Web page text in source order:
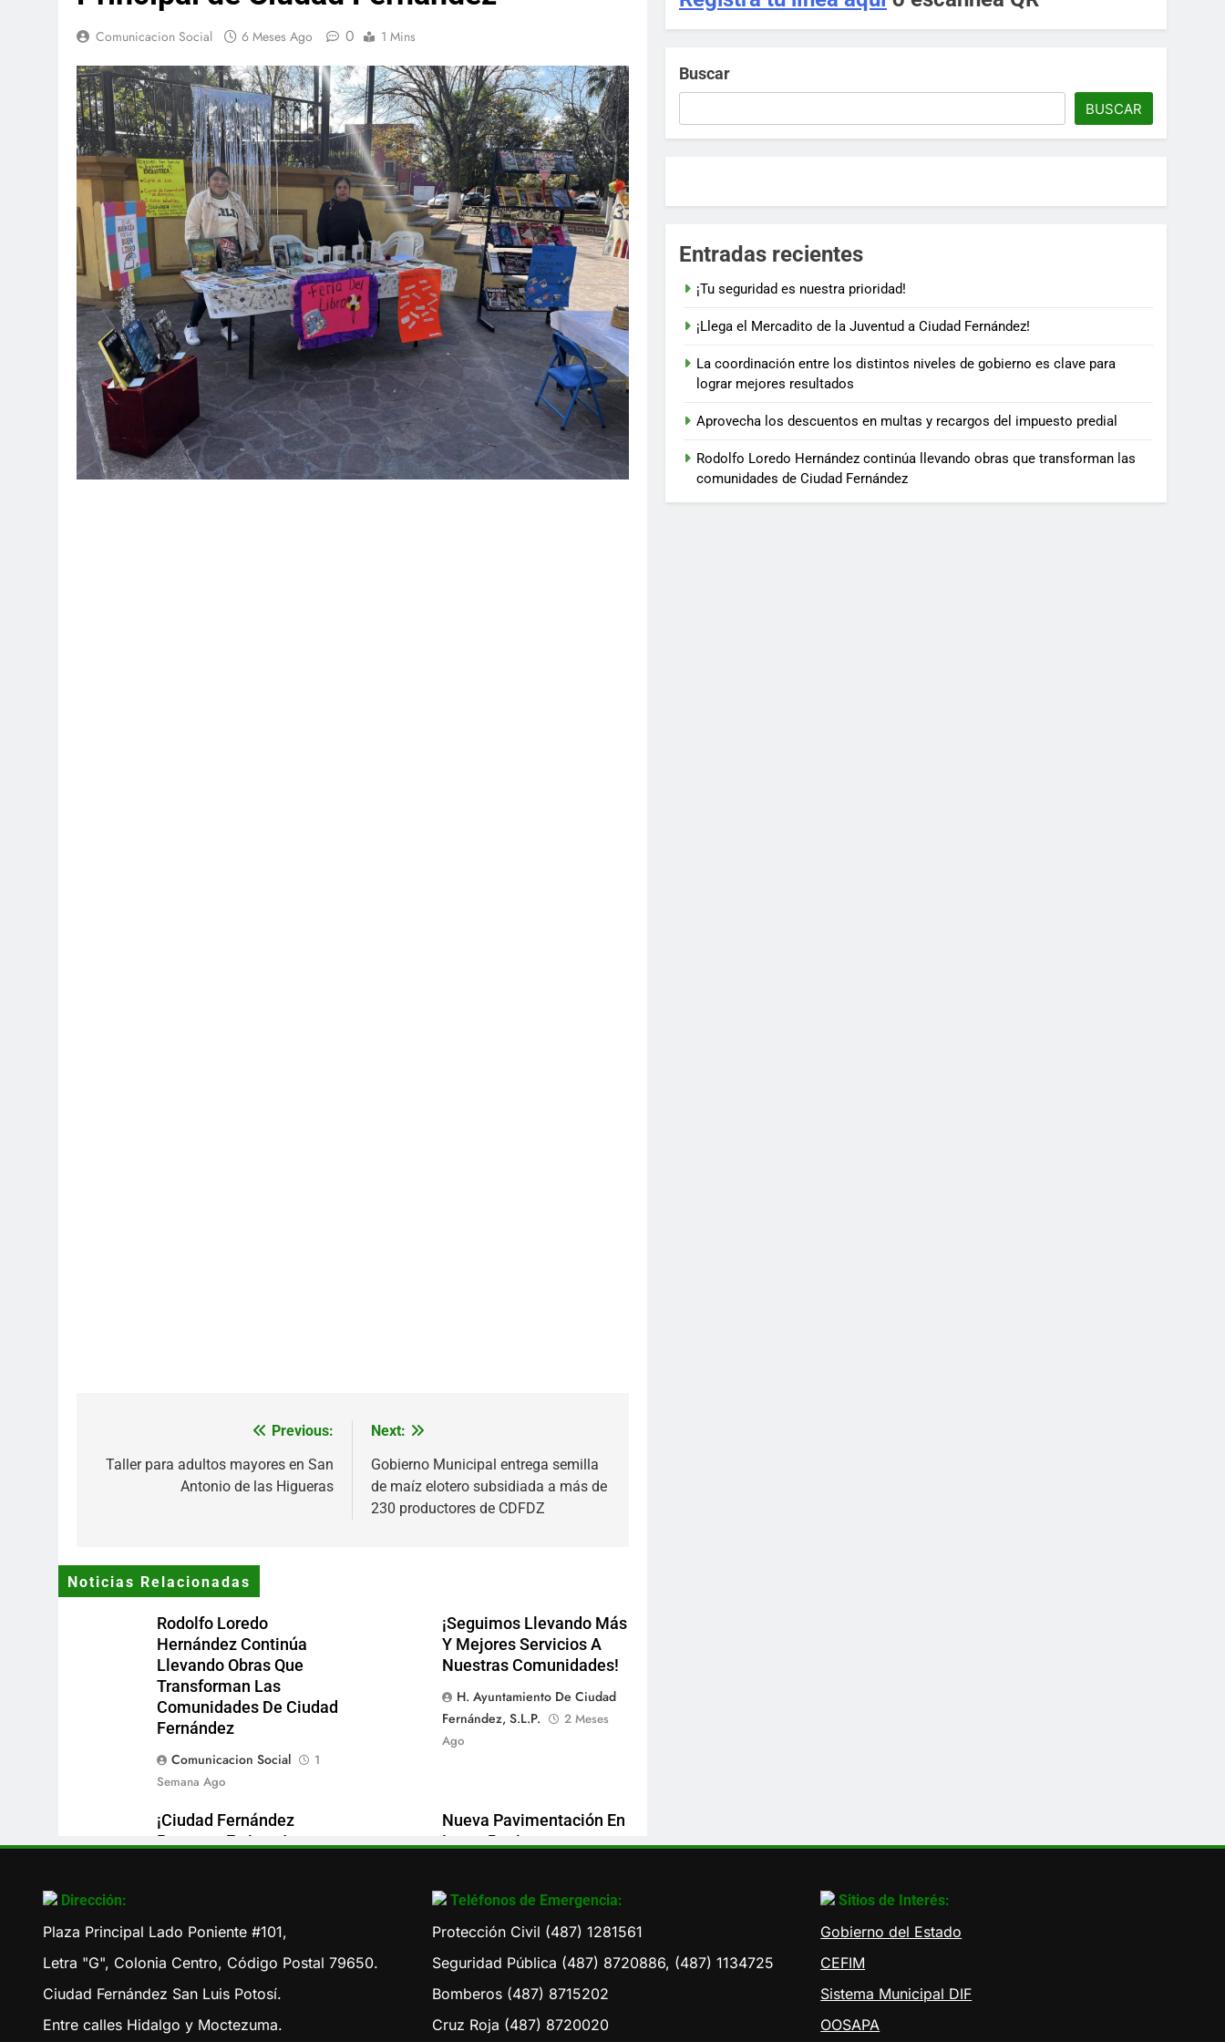
Comunicacion Social 6 Meses Ago 0 1 Mins
de
Previous:
Taller para adultos mayores en San
Antonio de las Higueras
Next:
Gobierno Municipal entrega semilla
de maíz elotero subsidiada a más de
230 productores de CDFDZ
Noticias Relacionadas
Rodolfo Loredo
Hernández Continúa
Llevando Obras Que
Transforman Las
Comunidades De Ciudad
Fernández
Comunicacion Social
1
Semana Ago
¡Seguimos Llevando Más
Y Mejores Servicios A
Nuestras Comunidades!
H. Ayuntamiento De Ciudad
Fernández, S.L.P.
2 Meses
Ago
¡Ciudad Fernández
Presente En Los Juegos
Meses Ago
Nueva Pavimentación En
Loma Bonita
Meses Ago
Buscar
BUSCAR
Entradas recientes
¡Tu seguridad es nuestra prioridad!
¡Llega el Mercadito de la Juventud a Ciudad Fernández!
La coordinación entre los distintos niveles de gobierno es clave para
lograr mejores resultados
Aprovecha los descuentos en multas y recargos del impuesto predial
Rodolfo Loredo Hernández continúa llevando obras que transforman las
comunidades de Ciudad Fernández
Dirección:
Plaza Principal Lado Poniente #101,
Letra "G", Colonia Centro, Código Postal 79650.
Ciudad Fernández San Luis Potosí.
Entre calles Hidalgo y Moctezuma.
Teléfonos de Emergencia:
Protección Civil (487) 1281561
Seguridad Pública (487) 8720886, (487) 1134725
Bomberos (487) 8715202
Cruz Roja (487) 8720020
Sitios de Interés:
Gobierno del Estado
CEFIM
Sistema Municipal DIF
OOSAPA